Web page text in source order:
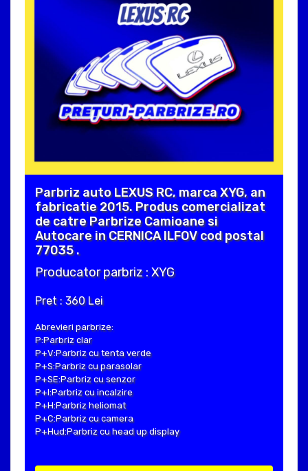
Parbriz auto LEXUS RC, marca XYG, an
fabricatie 2015. Produs comercializat
de catre Parbrize Camioane si
Autocare in CERNICA ILFOV cod postal
77035 .
Producator parbriz : XYG
Pret : 360 Lei
Abrevieri parbrize:
P:Parbriz clar
P+V:Parbriz cu tenta verde
P+S:Parbriz cu parasolar
P+SE:Parbriz cu senzor
P+I:Parbriz cu incalzire
P+H:Parbriz heliomat
P+C:Parbriz cu camera
P+Hud:Parbriz cu head up display